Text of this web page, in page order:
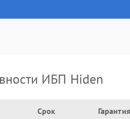
ИБП Hiden
Срок Гарантия